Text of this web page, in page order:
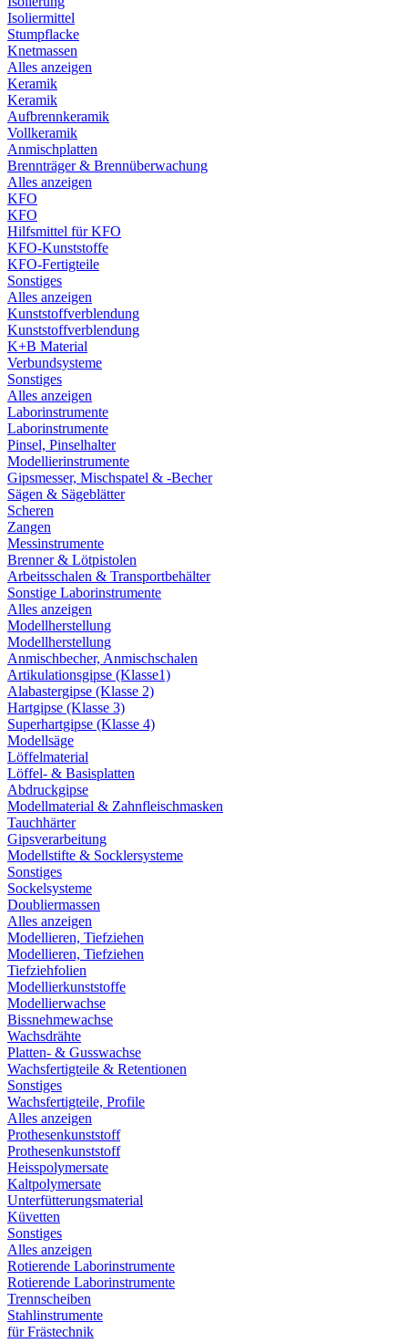
Isoliermittel
Stumpflacke
Knetmassen
Alles anzeigen
Keramik
Keramik
Aufbrennkeramik
Vollkeramik
Anmischplatten
Brennträger & Brennüberwachung
Alles anzeigen
KFO
KFO
Hilfsmittel für KFO
KFO-Kunststoffe
KFO-Fertigteile
Sonstiges
Alles anzeigen
Kunststoffverblendung
Kunststoffverblendung
K+B Material
Verbundsysteme
Sonstiges
Alles anzeigen
Laborinstrumente
Laborinstrumente
Pinsel, Pinselhalter
Modellierinstrumente
Gipsmesser, Mischspatel & -Becher
Sägen & Sägeblätter
Scheren
Zangen
Messinstrumente
Brenner & Lötpistolen
Arbeitsschalen & Transportbehälter
Sonstige Laborinstrumente
Alles anzeigen
Modellherstellung
Modellherstellung
Anmischbecher, Anmischschalen
Artikulationsgipse (Klasse1)
Alabastergipse (Klasse 2)
Hartgipse (Klasse 3)
Superhartgipse (Klasse 4)
Modellsäge
Löffelmaterial
Löffel- & Basisplatten
Abdruckgipse
Modellmaterial & Zahnfleischmasken
Tauchhärter
Gipsverarbeitung
Modellstifte & Socklersysteme
Sonstiges
Sockelsysteme
Doubliermassen
Alles anzeigen
Modellieren, Tiefziehen
Modellieren, Tiefziehen
Tiefziehfolien
Modellierkunststoffe
Modellierwachse
Bissnehmewachse
Wachsdrähte
Platten- & Gusswachse
Wachsfertigteile & Retentionen
Sonstiges
Wachsfertigteile, Profile
Alles anzeigen
Prothesenkunststoff
Prothesenkunststoff
Heisspolymersate
Kaltpolymersate
Unterfütterungsmaterial
Küvetten
Sonstiges
Alles anzeigen
Rotierende Laborinstrumente
Rotierende Laborinstrumente
Trennscheiben
Stahlinstrumente
für Frästechnik